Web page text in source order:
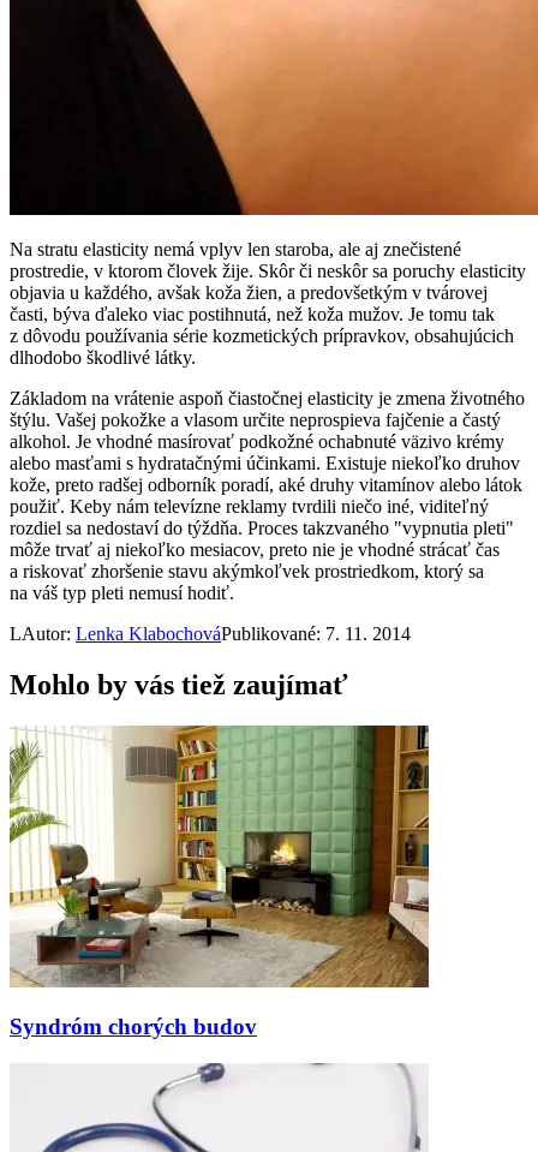
Na stratu elasticity nemá vplyv len staroba, ale aj znečistené
prostredie, v ktorom človek žije. Skôr či neskôr sa poruchy elasticity
objavia u každého, avšak koža žien, a predovšetkým v tvárovej
časti, býva ďaleko viac postihnutá, než koža mužov. Je tomu tak
z dôvodu používania série kozmetických prípravkov, obsahujúcich
dlhodobo škodlivé látky.
Základom na vrátenie aspoň čiastočnej elasticity je zmena životného
štýlu. Vašej pokožke a vlasom určite neprospieva fajčenie a častý
alkohol. Je vhodné masírovať podkožné ochabnuté väzivo krémy
alebo masťami s hydratačnými účinkami. Existuje niekoľko druhov
kože, preto radšej odborník poradí, aké druhy vitamínov alebo látok
použiť. Keby nám televízne reklamy tvrdili niečo iné, viditeľný
rozdiel sa nedostaví do týždňa. Proces takzvaného "vypnutia pleti"
môže trvať aj niekoľko mesiacov, preto nie je vhodné strácať čas
a riskovať zhoršenie stavu akýmkoľvek prostriedkom, ktorý sa
na váš typ pleti nemusí hodiť.
LAutor: Lenka KlabochováPublikované: 7. 11. 2014
Mohlo by vás tiež zaujímať
Syndróm chorých budov